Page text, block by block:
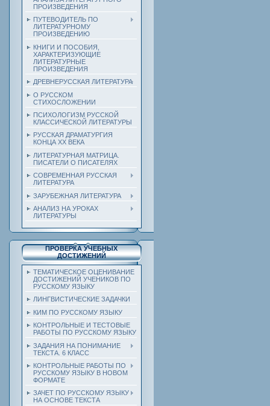
ПРОИЗВЕДЕНИЯ
ПУТЕВОДИТЕЛЬ ПО
ЛИТЕРАТУРНОМУ
ПРОИЗВЕДЕНИЮ
КНИГИ И ПОСОБИЯ,
ХАРАКТЕРИЗУЮЩИЕ
ЛИТЕРАТУРНЫЕ
ПРОИЗВЕДЕНИЯ
ДРЕВНЕРУССКАЯ ЛИТЕРАТУРА
О РУССКОМ
СТИХОСЛОЖЕНИИ
ПСИХОЛОГИЗМ РУССКОЙ
КЛАССИЧЕСКОЙ ЛИТЕРАТУРЫ
РУССКАЯ ДРАМАТУРГИЯ
КОНЦА ХХ ВЕКА
ЛИТЕРАТУРНАЯ МАТРИЦА.
ПИСАТЕЛИ О ПИСАТЕЛЯХ
СОВРЕМЕННАЯ РУССКАЯ
ЛИТЕРАТУРА
ЗАРУБЕЖНАЯ ЛИТЕРАТУРА
АНАЛИЗ НА УРОКАХ
ЛИТЕРАТУРЫ
ПРОВЕРКА УЧЕБНЫХ
ДОСТИЖЕНИЙ
ТЕМАТИЧЕСКОЕ ОЦЕНИВАНИЕ
ДОСТИЖЕНИЙ УЧЕНИКОВ ПО
РУССКОМУ ЯЗЫКУ
ЛИНГВИСТИЧЕСКИЕ ЗАДАЧКИ
КИМ ПО РУССКОМУ ЯЗЫКУ
КОНТРОЛЬНЫЕ И ТЕСТОВЫЕ
РАБОТЫ ПО РУССКОМУ ЯЗЫКУ
ЗАДАНИЯ НА ПОНИМАНИЕ
ТЕКСТА. 6 КЛАСС
КОНТРОЛЬНЫЕ РАБОТЫ ПО
РУССКОМУ ЯЗЫКУ В НОВОМ
ФОРМАТЕ
ЗАЧЕТ ПО РУССКОМУ ЯЗЫКУ
НА ОСНОВЕ ТЕКСТА